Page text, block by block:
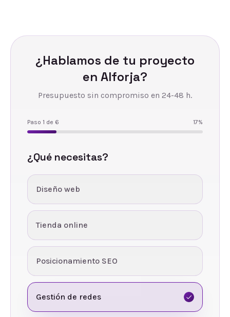
¿Hablamos de tu proyecto
en Alforja?
Presupuesto sin compromiso en 24-48 h.
Paso 1 de 6 17%
¿Qué necesitas?
Diseño web
Tienda online
Posicionamiento SEO
Gestión de redes